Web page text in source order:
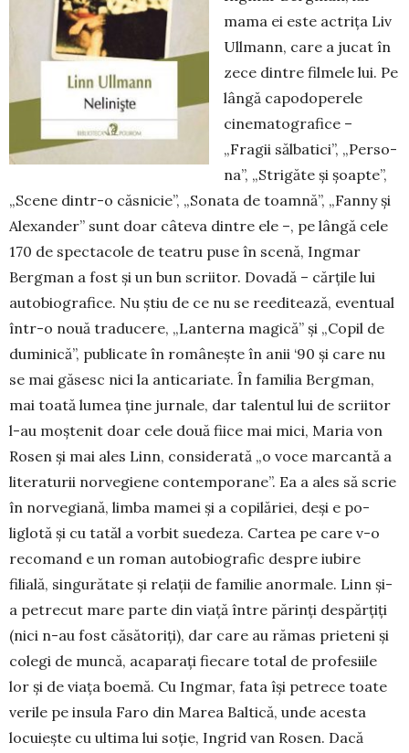
ma­ma ei este actrița Liv
Ullmann, ca­re a jucat în
zece dintre filmele lui. Pe
lângă capodoperele
cine­ma­to­gra­fice –
„Fragii săl­ba­tici”, „Per­so­
na”, „Stri­găte și șoap­te”,
„Sce­ne dintr-o căs­­ni­cie”, „So­nata de toam­nă”, „Fanny și
Ale­xan­der” sunt doar câ­te­va dintre ele –, pe lân­gă cele
170 de spec­tacole de teatru puse în scenă, Ingmar
Berg­man a fost și un bun scriitor. Do­va­dă – căr­țile lui
auto­bio­grafice. Nu știu de ce nu se re­editează, eventual
în­tr-o nouă traducere, „Lanterna ma­­gică” și „Copil de
duminică”, publicate în ro­mâ­nește în anii ‘90 și care nu
se mai găsesc nici la anticariate. În fa­milia Bergman,
mai toată lumea ține jurnale, dar talentul lui de scri­­itor
l-au moș­te­nit doar cele do­uă fiice mai mici, Maria von
Ro­sen și mai ales Linn, con­si­derată „o vo­ce mar­cantă a
lite­raturii nor­vegiene con­tem­po­rane”. Ea a ales să scrie
în nor­vegiană, limba mamei și a copilăriei, deși e po­
liglotă și cu tatăl a vor­bit su­edeza. Cartea pe care v-o
reco­mand e un roman autobiografic despre iubire
filială, singurătate și relații de familie anormale. Linn și-
a petre­cut mare parte din viață între pă­rinți despărțiți
(nici n-au fost căsă­toriți), dar care au rămas prieteni și
colegi de mun­că, aca­parați fie­care total de pro­fesiile
lor și de viața boemă. Cu Ing­mar, fata își pe­trece toate
verile pe insula Faro din Ma­rea Baltică, un­de acesta
locu­ieș­te cu ultima lui soție, In­grid van Rosen. Dacă